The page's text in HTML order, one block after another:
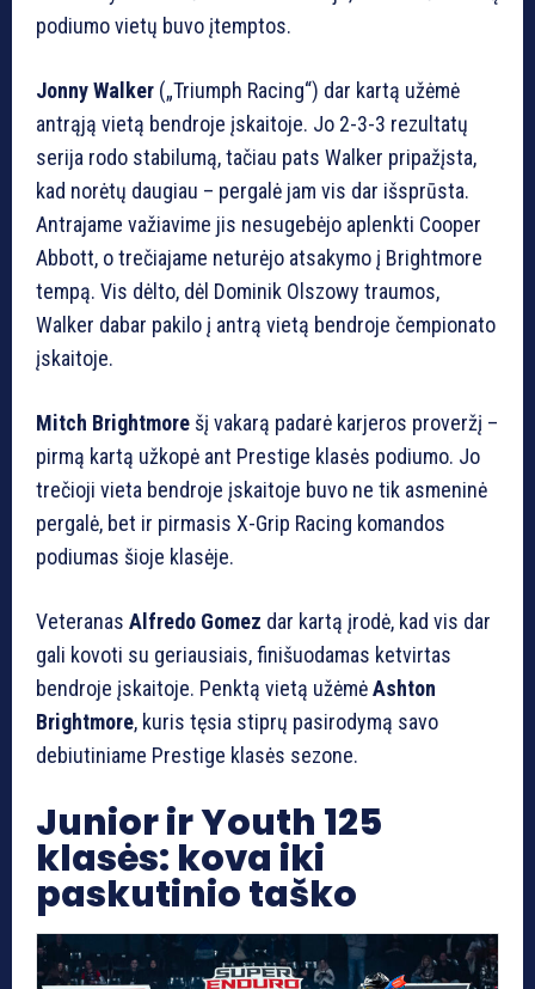
podiumo vietų buvo įtemptos.
Jonny Walker („Triumph Racing“) dar kartą užėmė
antrąją vietą bendroje įskaitoje. Jo 2-3-3 rezultatų
serija rodo stabilumą, tačiau pats Walker pripažįsta,
kad norėtų daugiau – pergalė jam vis dar išsprūsta.
Antrajame važiavime jis nesugebėjo aplenkti Cooper
Abbott, o trečiajame neturėjo atsakymo į Brightmore
tempą. Vis dėlto, dėl Dominik Olszowy traumos,
Walker dabar pakilo į antrą vietą bendroje čempionato
įskaitoje.
Mitch Brightmore šį vakarą padarė karjeros proveržį –
pirmą kartą užkopė ant Prestige klasės podiumo. Jo
trečioji vieta bendroje įskaitoje buvo ne tik asmeninė
pergalė, bet ir pirmasis X-Grip Racing komandos
podiumas šioje klasėje.
Veteranas Alfredo Gomez dar kartą įrodė, kad vis dar
gali kovoti su geriausiais, finišuodamas ketvirtas
bendroje įskaitoje. Penktą vietą užėmėAshton
Brightmore, kuris tęsia stiprų pasirodymą savo
debiutiniame Prestige klasės sezone.
Junior ir Youth 125
klasės: kova iki
paskutinio taško